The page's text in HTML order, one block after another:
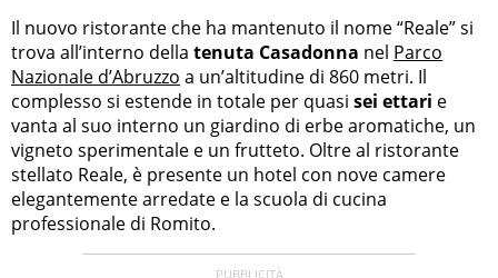
Il nuovo ristorante che ha mantenuto il nome “Reale” si
trova all’interno della tenuta Casadonna nel Parco
Nazionale d’Abruzzo a un’altitudine di 860 metri. Il
complesso si estende in totale per quasi sei ettari e
vanta al suo interno un giardino di erbe aromatiche, un
vigneto sperimentale e un frutteto. Oltre al ristorante
stellato Reale, è presente un hotel con nove camere
elegantemente arredate e la scuola di cucina
professionale di Romito.